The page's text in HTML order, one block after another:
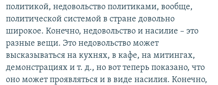
политикой, недовольство политиками, вообще,
политической системой в стране довольно
широкое. Конечно, недовольство и насилие – это
разные вещи. Это недовольство может
высказываться на кухнях, в кафе, на митингах,
демонстрациях и т. д., но вот теперь показано, что
оно может проявляться и в виде насилия. Конечно,